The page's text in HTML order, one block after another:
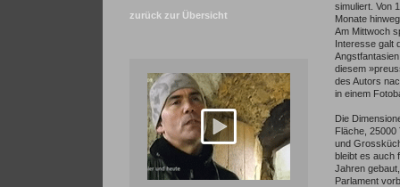
zurück zur Übersicht
simuliert. Von
Monate
Am Mittwoch
Interesse galt
diesem
des Autors
in einem
Die
Fläche, 25000
und
bleibt es auch
Jahren
Parlament